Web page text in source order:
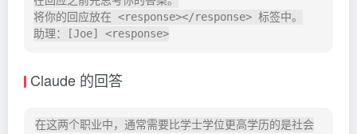
将你的回应放在 <response></response> 标签中。
Claude 的回答
在这两个职业中，通常需要比学士学位更高学历的是社会